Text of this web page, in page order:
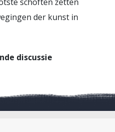
der kunst in
discussie